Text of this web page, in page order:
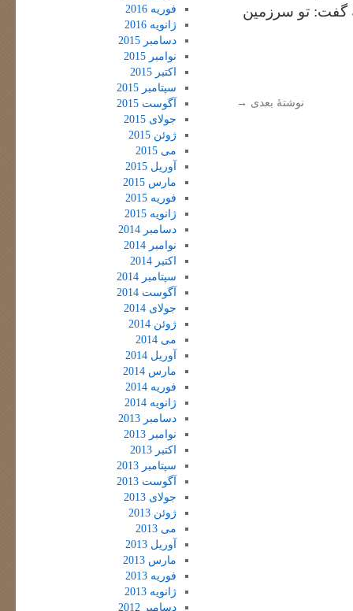
گفت: تو سرزمین
نوشتهٔ بعدی →
فوریه 2016
ژانویه 2016
دسامبر 2015
نوامبر 2015
اکتبر 2015
سپتامبر 2015
آگوست 2015
جولای 2015
ژوئن 2015
می 2015
آوریل 2015
مارس 2015
فوریه 2015
ژانویه 2015
دسامبر 2014
نوامبر 2014
اکتبر 2014
سپتامبر 2014
آگوست 2014
جولای 2014
ژوئن 2014
می 2014
آوریل 2014
مارس 2014
فوریه 2014
ژانویه 2014
دسامبر 2013
نوامبر 2013
اکتبر 2013
سپتامبر 2013
آگوست 2013
جولای 2013
ژوئن 2013
می 2013
آوریل 2013
مارس 2013
فوریه 2013
ژانویه 2013
دسامبر 2012